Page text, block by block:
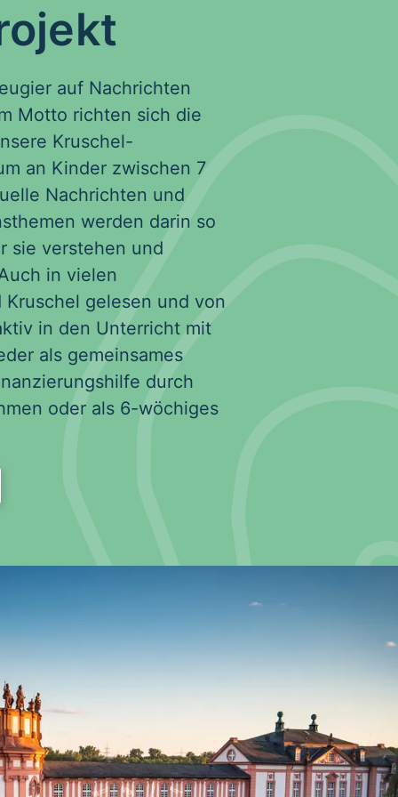
auf Nachrichten
Motto richten sich die
Kruschel-
an Kinder zwischen 7
Nachrichten und
werden darin so
sie verstehen und
in vielen
gelesen und von
in den Unterricht mit
als gemeinsames
durch
oder als 6-wöchiges